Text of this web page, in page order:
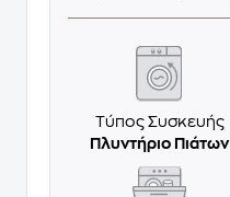
Τύπος Συσκευής
Πλυντήριο Πιάτων